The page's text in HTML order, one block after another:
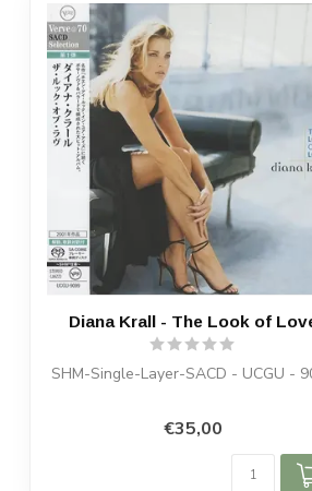
Diana Krall - The Look of
SHM-Single-Layer-SACD - UCGU -
€35,00